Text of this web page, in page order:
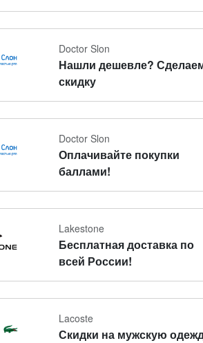
Doctor Slon
Нашли дешевле?
скидку
Doctor Slon
Оплачивайте покупки
баллами!
Lakestone
Бесплатная доставка по
всей России!
Lacoste
Скидки на мужскую